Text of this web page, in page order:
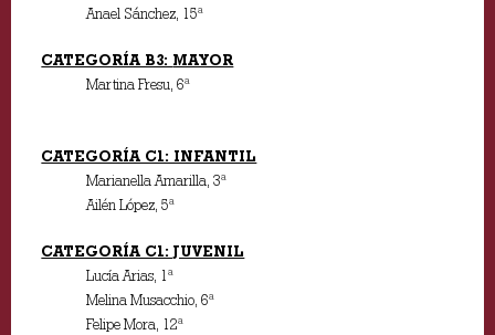
Anael Sánchez, 15ª
CATEGORÍA B3: MAYOR
Martina Fresu, 6ª
CATEGORÍA C1: INFANTIL
Marianella Amarilla, 3ª
Ailén López, 5ª
CATEGORÍA C1: JUVENIL
Lucía Arias, 1ª
Melina Musacchio, 6ª
Felipe Mora, 12ª